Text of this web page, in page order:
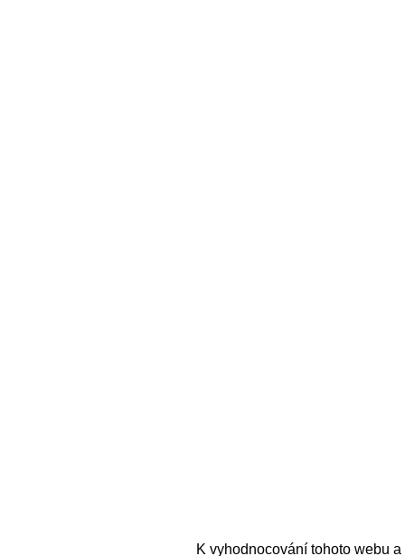
K vyhodnocování tohoto webu